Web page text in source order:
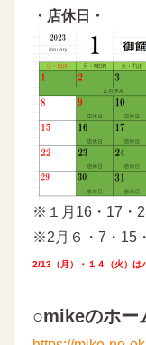
・店休日・
※１月16・17・
※2月６・7・15
2/13（月）・１４（火）は
○mikeのホー